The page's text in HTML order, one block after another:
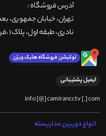
آدرس فروشگاه :
تهران، خيابان جمهوری،
نادری، طبقه اول، پلاک 1 ،فروشگاه کمیران
لوکیشن فروشگاه هایک ویژن
ایمیل پشتیبانی
info [@] camirancctv [.] com
انواع دوربین مداربسته